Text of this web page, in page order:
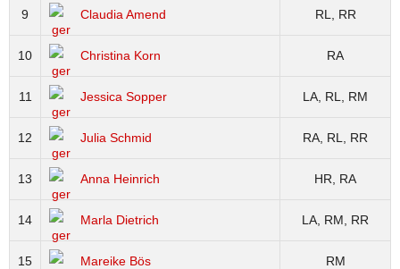
9 Claudia Amend RL, RR
10 Christina Korn RA
11 Jessica Sopper LA, RL, RM
12 Julia Schmid RA, RL, RR
13 Anna Heinrich HR, RA
14 Marla Dietrich LA, RM, RR
15 Mareike Bös RM